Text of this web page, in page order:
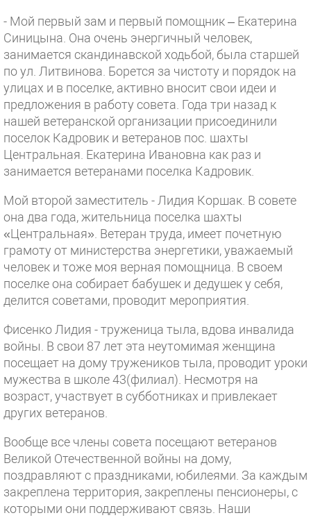
- Мой первый зам и первый помощник – Екатерина
Синицына. Она очень энергичный человек,
занимается скандинавской ходьбой, была старшей
по ул. Литвинова. Борется за чистоту и порядок на
улицах и в поселке, активно вносит свои идеи и
предложения в работу совета. Года три назад к
нашей ветеранской организации присоединили
поселок Кадровик и ветеранов пос. шахты
Центральная. Екатерина Ивановна как раз и
занимается ветеранами поселка Кадровик.
Мой второй заместитель - Лидия Коршак. В совете
она два года, жительница поселка шахты
«Центральная». Ветеран труда, имеет почетную
грамоту от министерства энергетики, уважаемый
человек и тоже моя верная помощница. В своем
поселке она собирает бабушек и дедушек у себя,
делится советами, проводит мероприятия.
Фисенко Лидия - труженица тыла, вдова инвалида
войны. В свои 87 лет эта неутомимая женщина
посещает на дому тружеников тыла, проводит уроки
мужества в школе 43(филиал). Несмотря на
возраст, участвует в субботниках и привлекает
других ветеранов.
Вообще все члены совета посещают ветеранов
Великой Отечественной войны на дому,
поздравляют с праздниками, юбилеями. За каждым
закреплена территория, закреплены пенсионеры, с
которыми они поддерживают связь. Наши